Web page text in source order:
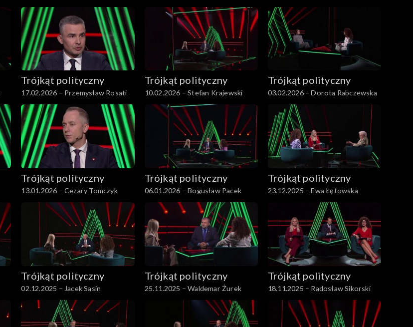
Sadura
Różański
Trójkąt polityczny
17.02.2026 – Przemysław Rosati
Trójkąt polityczny
10.02.2026 – Stefan Krajewski
Trójkąt polityczny
03.02.2026 – Dorota Rabczewska
Trójkąt polityczny
13.01.2026 – Cezary Tomczyk
Trójkąt polityczny
06.01.2026 – Bogusław Pacek
Trójkąt polityczny
23.12.2025 – Ewa Łętowska
Trójkąt polityczny
02.12.2025 – Jacek Sasin
Trójkąt polityczny
25.11.2025 – Waldemar Żurek
Trójkąt polityczny
18.11.2025 – Radosław Sikorski